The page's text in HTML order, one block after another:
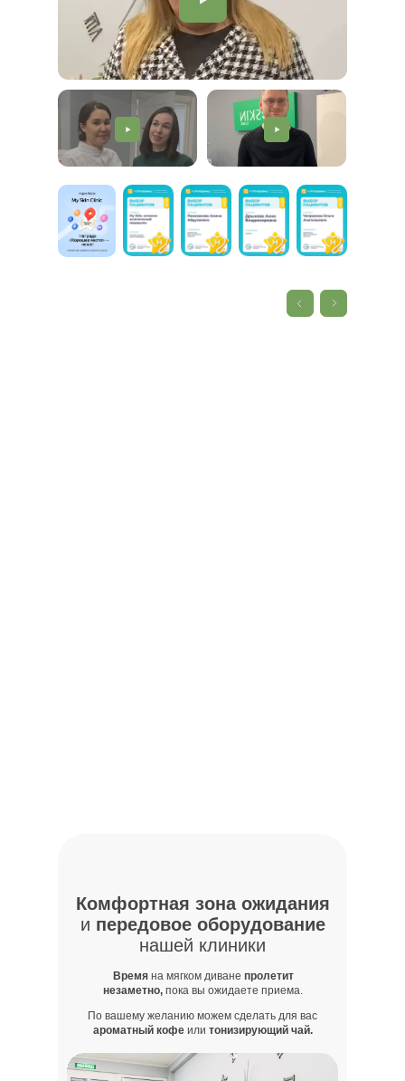
Комфортная зона ожидания
и передовое оборудование
нашей клиники
Времяна мягком диване пролетит
незаметно, пока вы ожидаете приема.
По вашему желанию можем сделать для вас
ароматный кофеили тонизирующий чай.